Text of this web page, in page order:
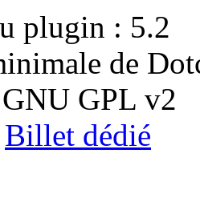
plugin : 5.2
de
GPL v2
Billet dédié